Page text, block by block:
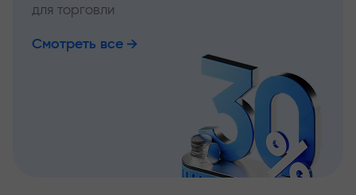
для торговли
Смотреть все